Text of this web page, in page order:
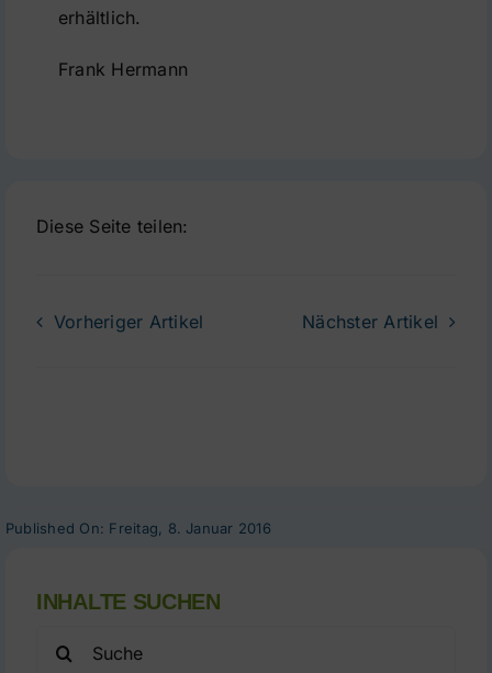
erhältlich.
Frank Hermann
Diese Seite teilen:
Vorheriger Artikel Nächster Artikel
Published On: Freitag, 8. Januar 2016
INHALTE SUCHEN